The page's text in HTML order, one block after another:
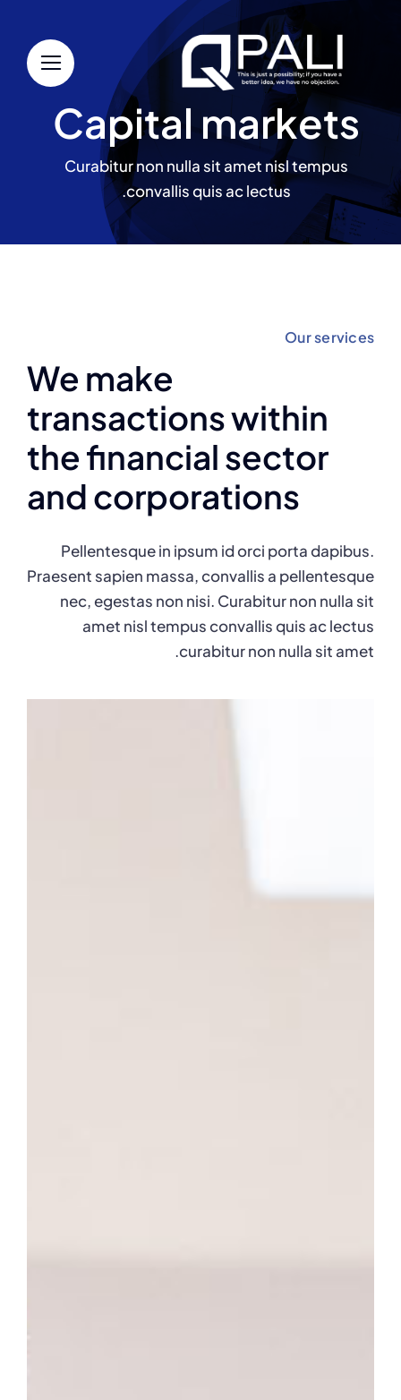
Capital markets
Curabitur non nulla sit amet nisl tempus
convallis quis ac lectus.
Our services
We make
transactions within
the financial sector
and corporations
Pellentesque in ipsum id orci porta dapibus.
Praesent sapien massa, convallis a pellentesque
nec, egestas non nisi. Curabitur non nulla sit
amet nisl tempus convallis quis ac lectus
curabitur non nulla sit amet.